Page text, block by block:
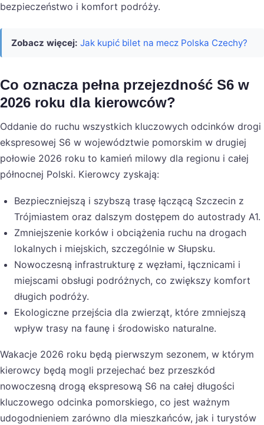
bezpieczeństwo i komfort podróży.
Zobacz więcej: Jak kupić bilet na mecz Polska Czechy?
Co oznacza pełna przejezdność S6 w
2026 roku dla kierowców?
Oddanie do ruchu wszystkich kluczowych odcinków drogi
ekspresowej S6 w województwie pomorskim w drugiej
połowie 2026 roku to kamień milowy dla regionu i całej
północnej Polski. Kierowcy zyskają:
Bezpieczniejszą i szybszą trasę łączącą Szczecin z
Trójmiastem oraz dalszym dostępem do autostrady A1.
Zmniejszenie korków i obciążenia ruchu na drogach
lokalnych i miejskich, szczególnie w Słupsku.
Nowoczesną infrastrukturę z węzłami, łącznicami i
miejscami obsługi podróżnych, co zwiększy komfort
długich podróży.
Ekologiczne przejścia dla zwierząt, które zmniejszą
wpływ trasy na faunę i środowisko naturalne.
Wakacje 2026 roku będą pierwszym sezonem, w którym
kierowcy będą mogli przejechać bez przeszkód
nowoczesną drogą ekspresową S6 na całej długości
kluczowego odcinka pomorskiego, co jest ważnym
udogodnieniem zarówno dla mieszkańców, jak i turystów